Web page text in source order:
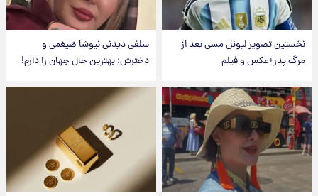
نخستین تصویر لیونل مسی بعد از
مرگ پدر+عکس و فیلم
سلفی دیدنی نیوشا ضیغمی و
دخترش؛ بهترین حال جهان را دارم!